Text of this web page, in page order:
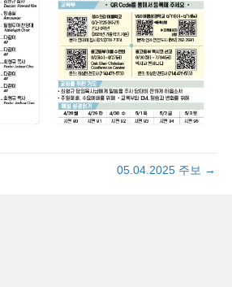
05.04.2025 주보 →